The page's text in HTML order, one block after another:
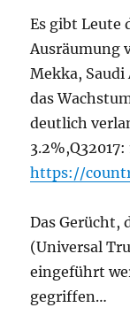
Es gibt Leute
Ausräumung
Mekka, Saudi
das
deutlich
https://
Das Gerücht,
(Universal
eingeführt
gegriffen…